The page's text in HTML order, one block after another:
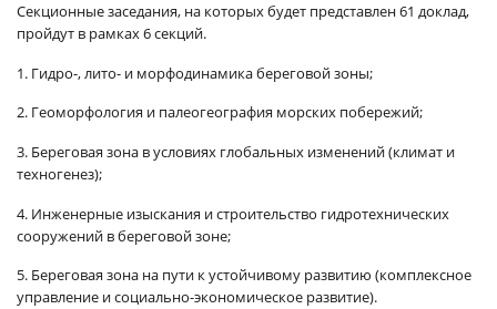
Секционные заседания, на которых будет представлен 61 доклад,
пройдут в рамках 6 секций.
1. Гидро-, лито- и морфодинамика береговой зоны;
2. Геоморфология и палеогеография морских побережий;
3. Береговая зона в условиях глобальных изменений (климат и
техногенез);
4. Инженерные изыскания и строительство гидротехнических
сооружений в береговой зоне;
5. Береговая зона на пути к устойчивому развитию (комплексное
управление и социально-экономическое развитие).